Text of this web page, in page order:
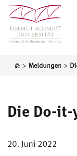
> Meldungen >
Die Do-
20. Juni 2022